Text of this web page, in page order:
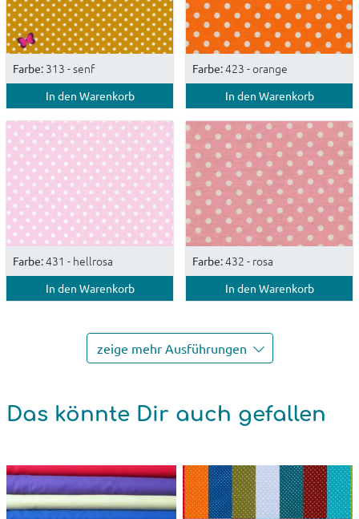
Farbe: 313 - senf
In den Warenkorb
Farbe:423 - orange
In den Warenkorb
Farbe:431 - hellrosa
In den Warenkorb
Farbe:432 - rosa
In den Warenkorb
zeige mehr Ausführungen
Das könnte Dir auch gefallen